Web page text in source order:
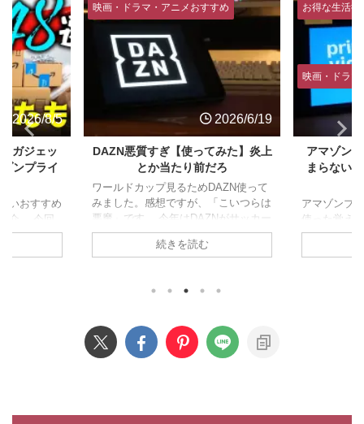
8/5
ェッ
ライ
すめ
回
ガジ
映画・ドラマ・アニメおすすめ
2026/6/19
DAZN悪質すぎ【使ってみた】炎上
とか当たり前だろ
ワールドカップ見るためDAZN使って
みました。感想ですが、「こいつらは
悪魔」です。 今年はDAZNがサッカー
W杯2026のネット配信。テレビない層
はDAZN一択という状況なので契約し
い合わせガン無視のサポート、悪質な
続け全然サッカーに集中できません。
980円年間プラン詐欺(実は26,340円)
まず公式が謝罪するほど大問題になっ
続きを読む
お得な生活術
映画・ドラマ・アニ
アマゾンプライ
まらない？【広
アマゾンプライム
使った覚えがない
全然使ってないっ